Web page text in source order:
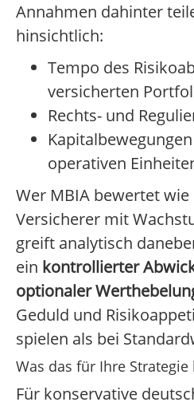
Annahmen dahinter
hinsichtlich:
Tempo des
versicherten
Rechts- und
operativen
Wer MBIA bewertet
Versicherer mit
greift analytisch
ein kontrollierter
optionaler
Geduld und
spielen als bei
Was das für Ihre
Für konservative